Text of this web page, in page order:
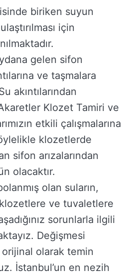
biriken suyun
için
gelen sifon
ve taşmalara
akıntılarından
Klozet Tamiri ve
etkili çalışmalarına
klozetlerde
sifon arızalarından
olacaktır.
olan suların,
klozetlere ve tuvaletlere
sorunlarla ilgili
Değişmesi
olarak temin
İstanbul’un en nezih